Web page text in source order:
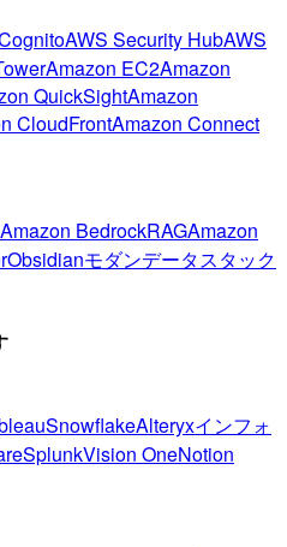
AWS Security HubAWS
Amazon EC2Amazon
QuickSightAmazon
CloudFrontAmazon Connect
Amazon BedrockRAGAmazon
Obsidianモダンデータスタック
SnowflakeAlteryxインフォ
SplunkVision OneNotion